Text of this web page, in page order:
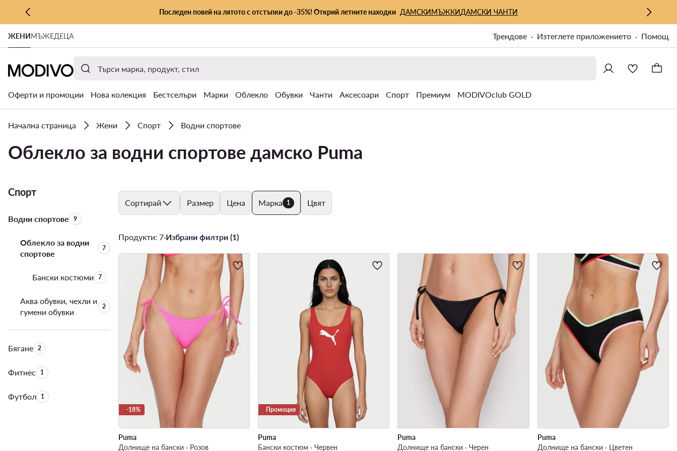
КЪМ ОСНОВНОТО СЪДЪРЖАНИЕ
КЪМ ТЪРСЕНЕ
Последен повей на лятото с отстъпки до -35%! Открий летните находки ДАМСКИМЪЖКИДАМСКИ ЧАНТИ
ЖЕНИМЪЖЕДЕЦА Трендове Изтеглете приложението Помощ
Оферти и промоции Нова колекция Бестселъри Марки Облекло Обувки Чанти Аксесоари Спорт Премиум MODIVOclub GOLD
Начална страница Жени Спорт Водни спортове
Облекло за водни спортове дамско Puma
Спорт
Водни спортовеБрой на продуктите:
9
Облекло за водни
спортове
Брой на продуктите:
7
Бански костюмиБрой на продуктите:
7
Аква обувки, чехли и
гумени обувки
Брой на продуктите:
2
БяганеБрой на продуктите:
2
ФитнесБрой на продуктите:
1
ФутболБрой на продуктите:
1
Сортирай Размер Цена Марка 1 Цвят
Продукти: 7·Избрани филтри (1)
-18%
Puma
Долнище на бански · Розов
Промоция
Puma
Бански костюм · Червен
Puma
Долнище на бански · Черен
Puma
Долнище на бански · Цветен